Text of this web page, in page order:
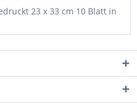
23 x 33 cm 10 Blatt in